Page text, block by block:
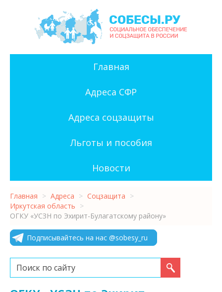
Главная
Адреса СФР
Адреса соцзащиты
Льготы и пособия
Новости
Главная > Адреса > Соцзащита >
Иркутская область >
ОГКУ «УСЗН по Эхирит-Булагатскому району»
Подписывайтесь на нас @sobesy_ru
Искать...